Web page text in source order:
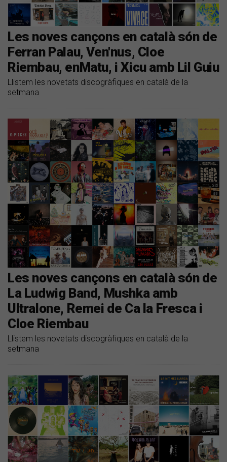
Les noves cançons en català són de
Ferran Palau, Ven'nus, Cloe
Riembau, enMatu, i Xicu amb Lil Guiu
Llistem les novetats discogràfiques en català de la
setmana
Les noves cançons en català són de
La Ludwig Band, Mushka amb
Ultralone, Remei de Ca la Fresca i
Cloe Riembau
Llistem les novetats discogràfiques en català de la
setmana